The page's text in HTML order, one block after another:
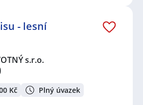
- lesní
s.r.o.
Kč Plný úvazek